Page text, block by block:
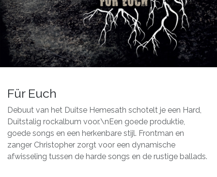
Für Euch
Debuut van het Duitse Hemesath schotelt je een Hard,
Duitstalig rockalbum voor.\nEen goede produktie,
goede songs en een herkenbare stijl. Frontman en
zanger Christopher zorgt voor een dynamische
afwisseling tussen de harde songs en de rustige ballads.